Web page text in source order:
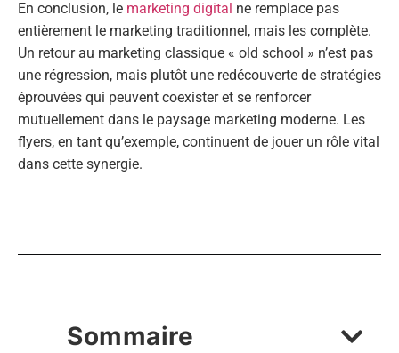
En conclusion, le marketing digital ne remplace pas
entièrement le marketing traditionnel, mais les complète.
Un retour au marketing classique « old school » n’est pas
une régression, mais plutôt une redécouverte de stratégies
éprouvées qui peuvent coexister et se renforcer
mutuellement dans le paysage marketing moderne. Les
flyers, en tant qu’exemple, continuent de jouer un rôle vital
dans cette synergie.
Sommaire